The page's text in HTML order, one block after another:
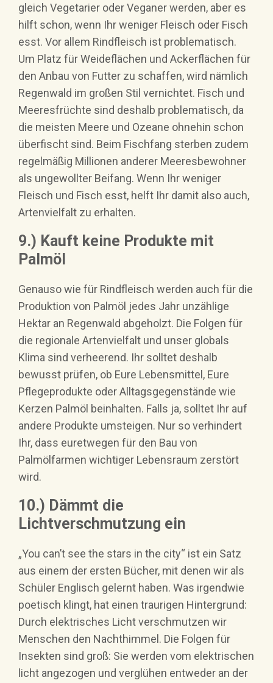
gleich Vegetarier oder Veganer werden, aber es
hilft schon, wenn Ihr weniger Fleisch oder Fisch
esst. Vor allem Rindfleisch ist problematisch.
Um Platz für Weideflächen und Ackerflächen für
den Anbau von Futter zu schaffen, wird nämlich
Regenwald im großen Stil vernichtet. Fisch und
Meeresfrüchte sind deshalb problematisch, da
die meisten Meere und Ozeane ohnehin schon
überfischt sind. Beim Fischfang sterben zudem
regelmäßig Millionen anderer Meeresbewohner
als ungewollter Beifang. Wenn Ihr weniger
Fleisch und Fisch esst, helft Ihr damit also auch,
Artenvielfalt zu erhalten.
9.) Kauft keine Produkte mit
Palmöl
Genauso wie für Rindfleisch werden auch für die
Produktion von Palmöl jedes Jahr unzählige
Hektar an Regenwald abgeholzt. Die Folgen für
die regionale Artenvielfalt und unser globals
Klima sind verheerend. Ihr solltet deshalb
bewusst prüfen, ob Eure Lebensmittel, Eure
Pflegeprodukte oder Alltagsgegenstände wie
Kerzen Palmöl beinhalten. Falls ja, solltet Ihr auf
andere Produkte umsteigen. Nur so verhindert
Ihr, dass euretwegen für den Bau von
Palmölfarmen wichtiger Lebensraum zerstört
wird.
10.) Dämmt die
Lichtverschmutzung ein
„You can’t see the stars in the city“ ist ein Satz
aus einem der ersten Bücher, mit denen wir als
Schüler Englisch gelernt haben. Was irgendwie
poetisch klingt, hat einen traurigen Hintergrund:
Durch elektrisches Licht verschmutzen wir
Menschen den Nachthimmel. Die Folgen für
Insekten sind groß: Sie werden vom elektrischen
licht angezogen und verglühen entweder an der